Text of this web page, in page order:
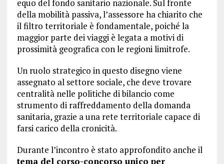
equo del fondo sanitario nazionale. Sul fronte
della mobilità passiva, l’assessore ha chiarito che
il filtro territoriale è fondamentale, poiché la
maggior parte dei viaggi è legata a motivi di
prossimità geografica con le regioni limitrofe.
Un ruolo strategico in questo disegno viene
assegnato al settore sociale, che deve trovare
centralità nelle politiche di bilancio come
strumento di raffreddamento della domanda
sanitaria, grazie a una rete territoriale capace di
farsi carico della cronicità.
Durante l’incontro è stato approfondito anche il
tema del corso-concorso unico per